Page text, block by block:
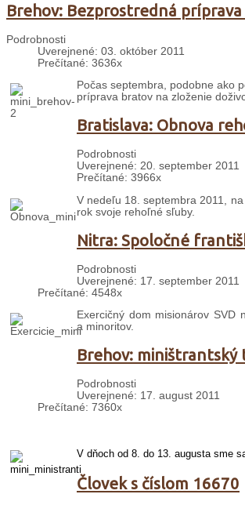
Brehov: Bezprostredná
Podrobnosti
Uverejnené: 03. október 2011
Prečítané: 3636x
Počas septembra, podobne ako
príprava bratov na zloženie
Bratislava: Obnova
Podrobnosti
Uverejnené: 20. september 2011
Prečítané: 3966x
V nedeľu 18. septembra 2011,
rok svoje rehoľné sľuby.
Nitra: Spoločné
Podrobnosti
Uverejnené: 17. september 2011
Prečítané: 4548x
Exercičný dom misionárov
a minoritov.
Brehov: miništrantský
Podrobnosti
Uverejnené: 17. august 2011
Prečítané: 7360x
V dňoch od 8. do 13. augusta sme
Človek s číslom 16670